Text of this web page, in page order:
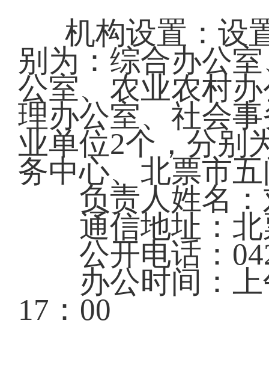
机构设置：设
别为：综合办公
公室、农业农村
理办公室、社会
业单位2个，分别
务中心、北票市
负责人姓名：
通信地址：北
公开电话：
办公时间：上
17：00